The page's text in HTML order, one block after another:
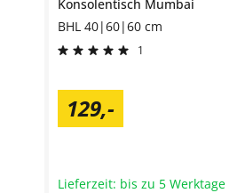
Konsolentisch Mumbai
BHL 40|60|60 cm
1
129,-
Lieferzeit: bis zu 5 Werktage